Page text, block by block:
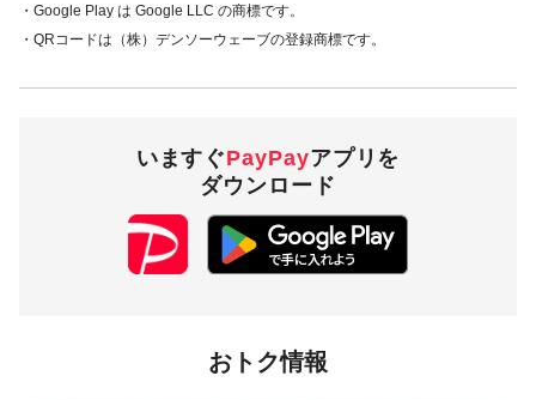
・Google Play は Google LLC の商標です。
・QRコードは（株）デンソーウェーブの登録商標です。
いますぐPayPayアプリを
ダウンロード
おトク情報